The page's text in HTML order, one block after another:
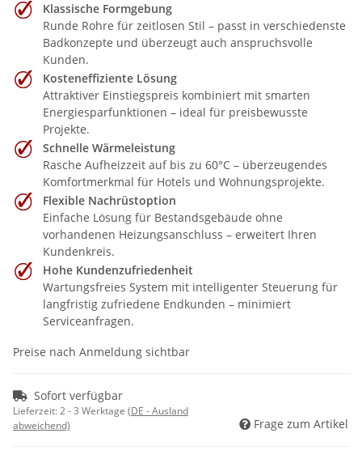
Klassische Formgebung
Runde Rohre für zeitlosen Stil – passt in verschiedenste
Badkonzepte und überzeugt auch anspruchsvolle
Kunden.
Kosteneffiziente Lösung
Attraktiver Einstiegspreis kombiniert mit smarten
Energiesparfunktionen – ideal für preisbewusste
Projekte.
Schnelle Wärmeleistung
Rasche Aufheizzeit auf bis zu 60°C – überzeugendes
Komfortmerkmal für Hotels und Wohnungsprojekte.
Flexible Nachrüstoption
Einfache Lösung für Bestandsgebäude ohne
vorhandenen Heizungsanschluss – erweitert Ihren
Kundenkreis.
Hohe Kundenzufriedenheit
Wartungsfreies System mit intelligenter Steuerung für
langfristig zufriedene Endkunden – minimiert
Serviceanfragen.
Preise nach Anmeldung sichtbar
Sofort verfügbar
Lieferzeit:2 - 3 Werktage (DE - Ausland
abweichend)
Frage zum Artikel